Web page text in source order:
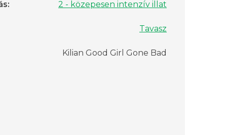
: 2 - közepesen intenzív illat
Tavasz
Kilian Good Girl Gone Bad